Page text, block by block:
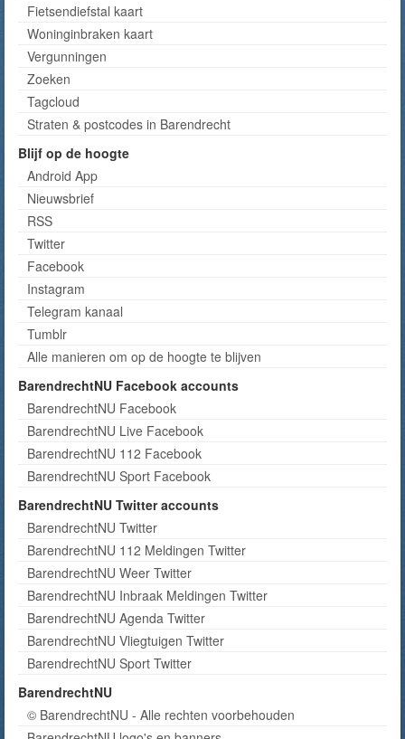
Fietsendiefstal kaart
Woninginbraken kaart
Vergunningen
Zoeken
Tagcloud
Straten & postcodes in Barendrecht
Blijf op de hoogte
Android App
Nieuwsbrief
RSS
Twitter
Facebook
Instagram
Telegram kanaal
Tumblr
Alle manieren om op de hoogte te blijven
BarendrechtNU Facebook accounts
BarendrechtNU Facebook
BarendrechtNU Live Facebook
BarendrechtNU 112 Facebook
BarendrechtNU Sport Facebook
BarendrechtNU Twitter accounts
BarendrechtNU Twitter
BarendrechtNU 112 Meldingen Twitter
BarendrechtNU Weer Twitter
BarendrechtNU Inbraak Meldingen Twitter
BarendrechtNU Agenda Twitter
BarendrechtNU Vliegtuigen Twitter
BarendrechtNU Sport Twitter
BarendrechtNU
© BarendrechtNU - Alle rechten voorbehouden